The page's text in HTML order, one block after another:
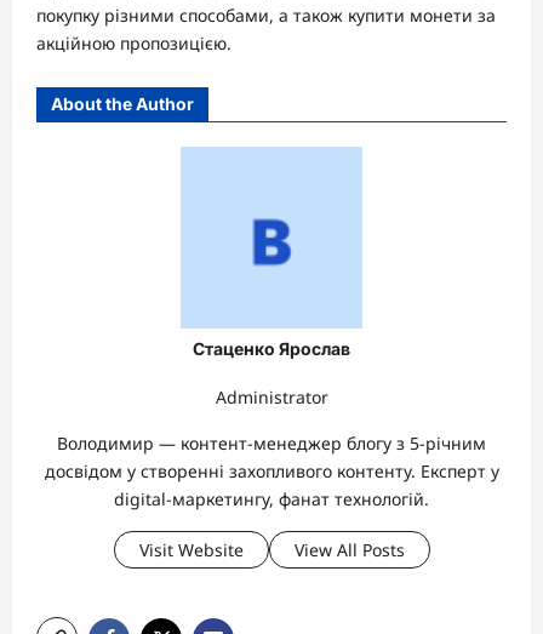
покупку різними способами, а також купити монети за
акційною пропозицією.
About the Author
Стаценко Ярослав
Administrator
Володимир — контент-менеджер блогу з 5-річним
досвідом у створенні захопливого контенту. Експерт у
digital-маркетингу, фанат технологій.
Visit Website View All Posts